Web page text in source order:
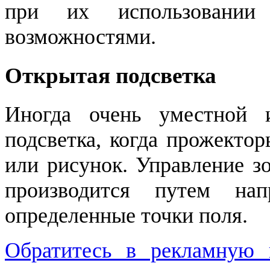
при их использовании
возможностями.
Открытая подсветка
Иногда очень уместной
подсветка, когда
или рисунок. Управление
производится путем
определенные точки поля.
Обратитесь в рекламную